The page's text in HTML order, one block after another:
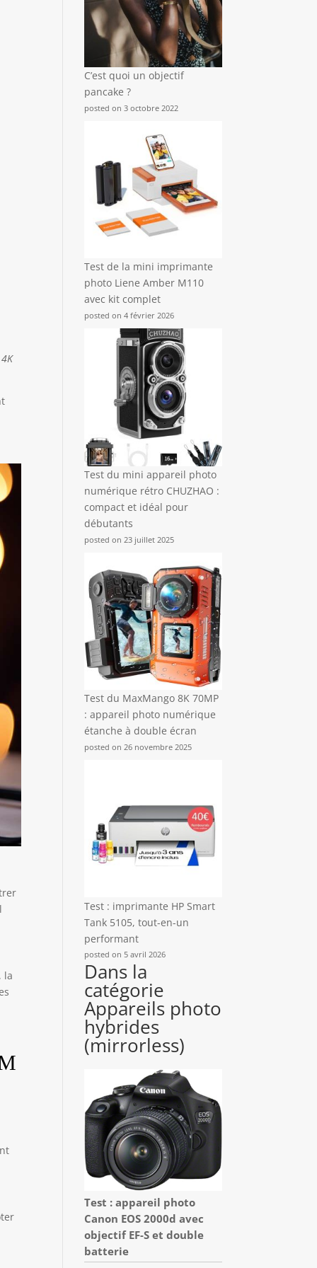
la
C’est quoi un objectif
pancake ?
posted on 3 octobre 2022
Test de la mini imprimante
photo Liene Amber M110
avec kit complet
posted on 4 février 2026
Test du mini appareil photo
numérique rétro CHUZHAO :
compact et idéal pour
débutants
posted on 23 juillet 2025
Test du MaxMango 8K 70MP
: appareil photo numérique
étanche à double écran
posted on 26 novembre 2025
Test : imprimante HP Smart
Tank 5105, tout-en-un
performant
posted on 5 avril 2026
Dans la
catégorie
Appareils photo
hybrides
(mirrorless)
Test : appareil photo
Canon EOS 2000d avec
objectif EF-S et double
batterie